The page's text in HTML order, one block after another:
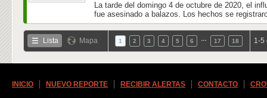
La tarde del domingo 4 de octubre de 2020, el
fue asesinado a balazos. Los hechos se
Lista Mapa 1 2 3 4 5 6 17 18 1-5
INICIO NUEVO REPORTE RECIBIR ALERTAS CONTACTO